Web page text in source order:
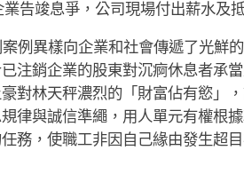
告竣息爭，公司現場付出薪水及
例異樣向企業和社會傳遞了光鮮
注銷企業的股東對沉痾休息者承
對林天秤濃烈的「財富佔有慾」
律與誠信準繩，用人單元有權根
務，使職工非因自己緣由發生超